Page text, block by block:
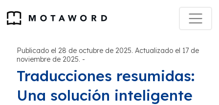
Publicado el 28 de octubre de 2025. Actualizado el 17 de
noviembre de 2025. -
Traducciones resumidas:
Una solución inteligente